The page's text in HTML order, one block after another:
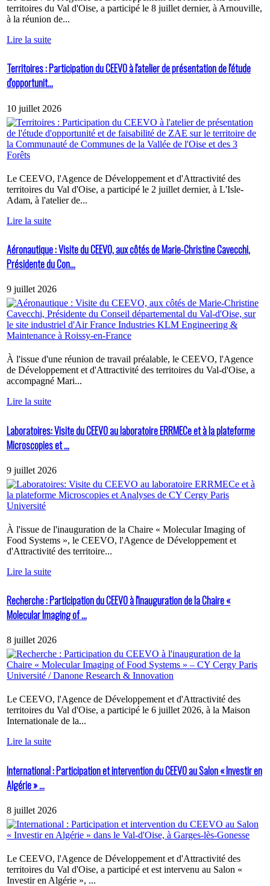
territoires du Val d'Oise, a participé le 8 juillet dernier, à Arnouville,
à la réunion de...
Lire la suite
Territoires : Participation du CEEVO à l'atelier de présentation de l'étude
d'opportunit...
10 juillet 2026
Le CEEVO, l'Agence de Développement et d'Attractivité des
territoires du Val d'Oise, a participé le 2 juillet dernier, à L'Isle-
Adam, à l'atelier de...
Lire la suite
Aéronautique : Visite du CEEVO, aux côtés de Marie-Christine Cavecchi,
Présidente du Con...
9 juillet 2026
À l'issue d'une réunion de travail préalable, le CEEVO, l'Agence
de Développement et d'Attractivité des territoires du Val-d'Oise, a
accompagné Mari...
Lire la suite
Laboratoires: Visite du CEEVO au laboratoire ERRMECe et à la plateforme
Microscopies et ...
9 juillet 2026
À l'issue de l'inauguration de la Chaire « Molecular Imaging of
Food Systems », le CEEVO, l'Agence de Développement et
d'Attractivité des territoire...
Lire la suite
Recherche : Participation du CEEVO à l'inauguration de la Chaire «
Molecular Imaging of ...
8 juillet 2026
Le CEEVO, l'Agence de Développement et d'Attractivité des
territoires du Val d'Oise, a participé le 6 juillet 2026, à la Maison
Internationale de la...
Lire la suite
International : Participation et intervention du CEEVO au Salon « Investir en
Algérie » ...
8 juillet 2026
Le CEEVO, l'Agence de Développement et d'Attractivité des
territoires du Val d'Oise, a participé et est intervenu au Salon «
Investir en Algérie », ...